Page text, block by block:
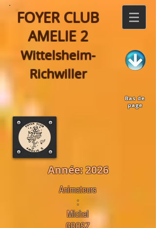
FOYER CLUB
AMELIE 2
Wittelsheim-
Richwiller
Bas de
page
Année: 2026
Animateurs
:
Michel